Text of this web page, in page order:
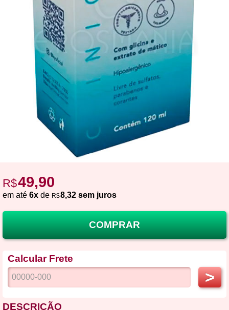
R$49,90
em até 6x de R$8,32 sem juros
COMPRAR
Calcular Frete
>
DESCRIÇÃO